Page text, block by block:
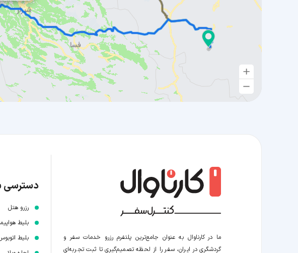
ما در کارناوال به عنوان جامع‌ترین پلتفرم رزرو خدمات سفر و
گردشگری در ایران، سفر را از لحظه‌ تصمیم‌گیری تا ثبت تجربه‌ای
دسترسی
رزرو هتل
بلیط
بلیط